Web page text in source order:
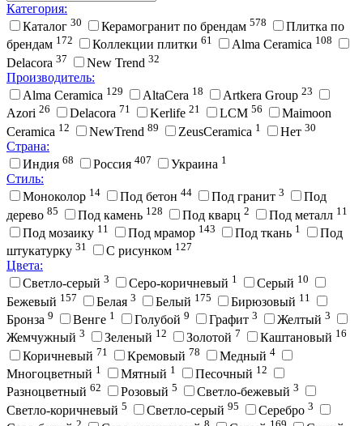
Категория:
Каталог 30 Керамогранит по брендам 578
Плитка по
брендам 172 Коллекции плитки 61 Alma Ceramica 108
Delacora 37 New Trend 32
Производитель:
Alma Ceramica 129 AltaCera 18 Artkera Group 23
Azori 26 Delacora 71 Kerlife 21 LCM 56
Maimoon
Ceramica 12 NewTrend 89 ZeusCeramica 1 Нет 30
Страна:
Индия 68 Россия 407 Украина 1
Стиль:
Моноколор 14 Под бетон 44 Под гранит 3
Под
дерево 85 Под камень 128 Под кварц 2 Под металл 11
Под мозаику 11 Под мрамор 143 Под ткань 1
Под
штукатурку 31 С рисунком 127
Цвета:
Cветло-серый 3 Cеро-коричневый 1 Cерый 10
Бежевый 157 Белая 3 Белый 175 Бирюзовый 11
Бронза 9 Венге 1 Голубой 9 Графит 3 Желтый 3
Жемчужный 3 Зеленый 12 Золотой 7 Каштановый 16
Коричневый 71 Кремовый 78 Медный 4
Многоцветный 1 Мятный 1 Песочный 12
Разноцветный 62 Розовый 5 Светло-бежевый 3
Светло-коричневый 5 Светло-серый 95 Серебро 3